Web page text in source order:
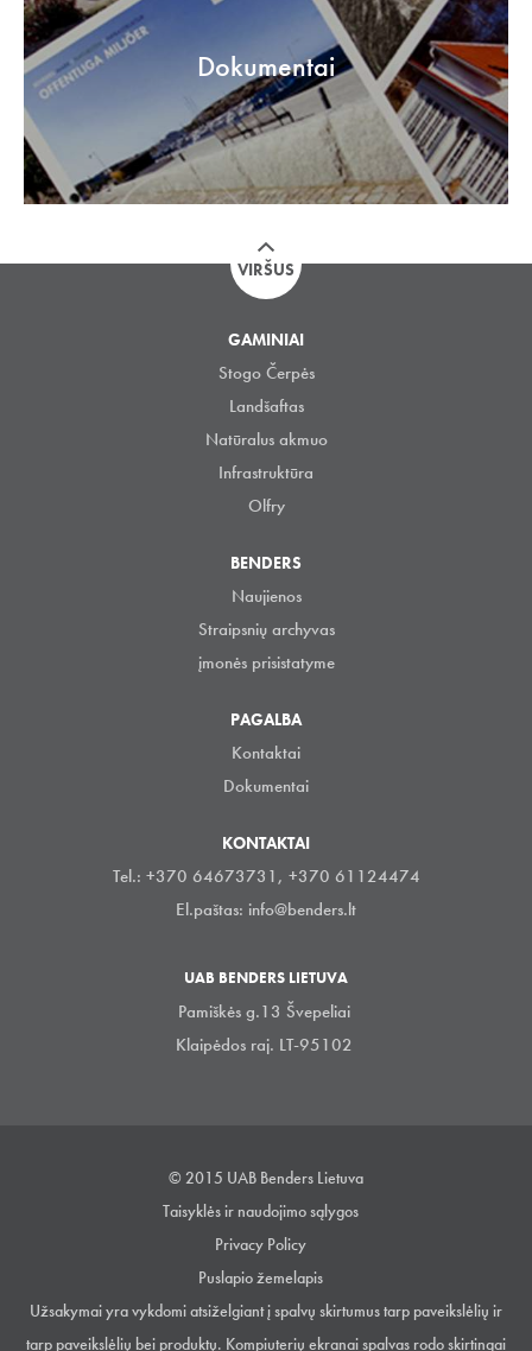
Dokumentai
VIRŠUS
GAMINIAI
Stogo Čerpės
Landšaftas
Natūralus akmuo
Infrastruktūra
Olfry
BENDERS
Naujienos
Straipsnių archyvas
įmonės prisistatyme
PAGALBA
Kontaktai
Dokumentai
KONTAKTAI
Tel.: +370 64673731, +370 61124474
El.paštas: info@benders.lt
UAB BENDERS LIETUVA
Pamiškės g.13 Švepeliai
Klaipėdos raj. LT-95102
© 2015 UAB Benders Lietuva
Taisyklės ir naudojimo sąlygos
Privacy Policy
Puslapio žemelapis
Užsakymai yra vykdomi atsiželgiant į spalvų skirtumus tarp paveikslėlių ir
tarp paveikslėlių bei produktų. Kompiuterių ekranai spalvas rodo skirtingai